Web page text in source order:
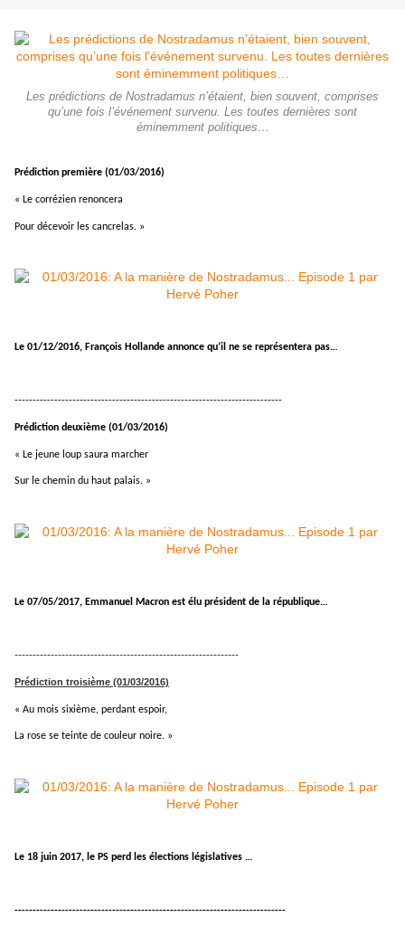
Les prédictions de Nostradamus n’étaient, bien souvent, comprises
qu’une fois l’événement survenu. Les toutes dernières sont
éminemment politiques…
Prédiction première (01/03/2016)
« Le corrézien renoncera
Pour décevoir les cancrelas. »
Le 01/12/2016, François Hollande annonce qu’il ne se représentera pas…
--------------------------------------------------------------------------
Prédiction deuxième (01/03/2016)
« Le jeune loup saura marcher
Sur le chemin du haut palais. »
Le 07/05/2017, Emmanuel Macron est élu président de la république…
--------------------------------------------------------------
Prédiction troisième (01/03/2016)
« Au mois sixième, perdant espoir,
La rose se teinte de couleur noire. »
Le 18 juin 2017, le PS perd les élections législatives …
---------------------------------------------------------------------------